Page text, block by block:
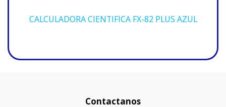
CALCULADORA CIENTIFICA FX-82 PLUS AZUL
Contactanos